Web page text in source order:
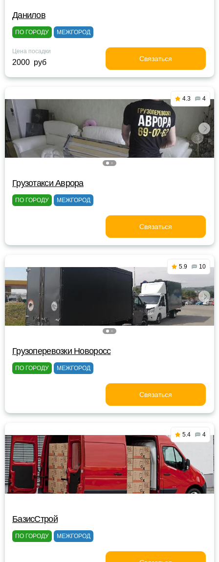
Данилов
ПО ГОРОДУ МЕЖГОРОД
Цена посадки
2000 руб Связаться
4.3 4
Грузотакси Аврора
ПО ГОРОДУ МЕЖГОРОД
Связаться
5.9 10
Грузоперевозки Новоросс
ПО ГОРОДУ МЕЖГОРОД
Связаться
5.4 4
БазисСтрой
ПО ГОРОДУ МЕЖГОРОД